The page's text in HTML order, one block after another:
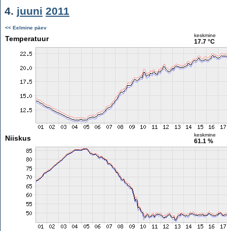
4. juuni 2011
<< Eelmine päev
Temperatuur keskmine
17.7 °C
Niiskus keskmine
61.1 %